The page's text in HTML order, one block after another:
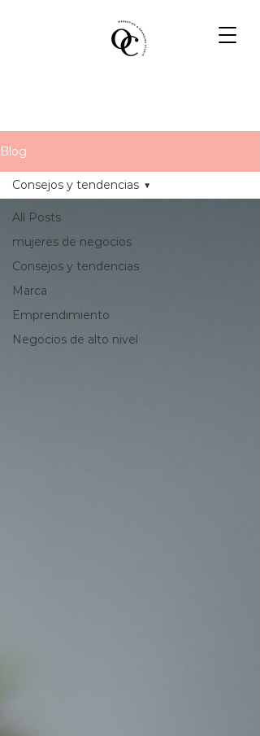
Blog
All Posts
mujeres de negocios
Consejos y tendencias
Marca
Emprendimiento
Negocios de alto nivel
Consejos y tendencias